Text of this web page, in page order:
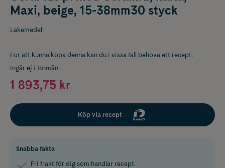
Maxi, beige, 15-38mm30 styck
Läkemedel
För att kunna köpa denna kan du i vissa fall behöva ett recept.
Ingår ej i förmån
1 893,75 kr
Köp via recept
Snabba fakta
Fri frakt för dig som handlar recept.